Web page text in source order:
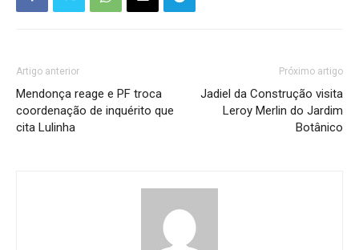
Artigo anterior
Mendonça reage e PF troca
coordenação de inquérito que
cita Lulinha
Próximo artigo
Jadiel da Construção visita
Leroy Merlin do Jardim
Botânico